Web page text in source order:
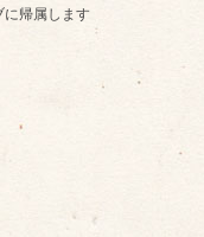
に帰属します